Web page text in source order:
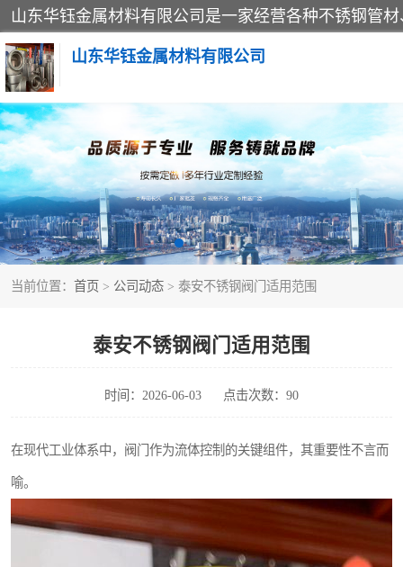
山东华钰金属材料有限公司
当前位置： 首页 > 公司动态 > 泰安不锈钢阀门适用范围
泰安不锈钢阀门适用范围
时间：2026-06-03 点击次数：90
在现代工业体系中，阀门作为流体控制的关键组件，其重要性不言而
喻。
不锈钢管
管件标准件
不锈钢人孔
不锈钢角钢